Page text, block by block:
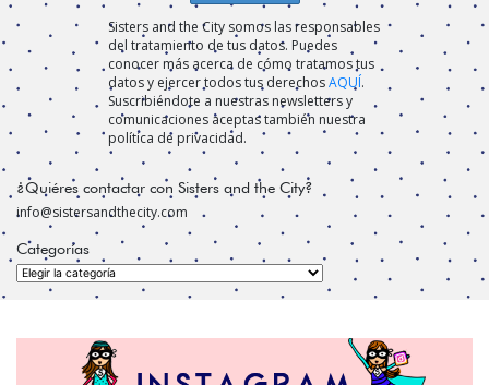
Sisters and the City somos las responsables
del tratamiento de tus datos. Puedes
conocer más acerca de cómo tratamos tus
datos y ejercer todos tus derechosAQUÍ.
Suscribiéndote a nuestras newsletters y
comunicaciones aceptas también nuestra
política de privacidad.
¿Quiéres contactar con Sisters and the City?
info@sistersandthecity.com
Categorías
Categorías